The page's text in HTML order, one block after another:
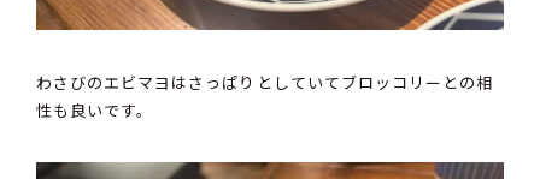
わさびのエビマヨはさっぱりとしていてブロッコリーとの相
性も良いです。